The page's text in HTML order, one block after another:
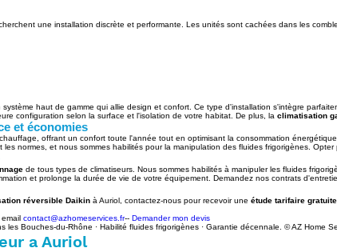
une installation discrète et performante. Les unités sont cachées dans les
système haut de gamme qui allie design et confort. Ce type d'installation s'intègre
configuration selon la surface et l'isolation de votre habitat. De plus, la climatisation
et économies
offrant un confort toute l'année tout en optimisant la consommation
normes, et nous sommes habilités pour la manipulation des fluides frigorigènes. Opter
de tous types de climatiseurs. Nous sommes habilités à manipuler les fluides
et prolonge la durée de vie de votre équipement. Demandez nos contrats
réversible Daikin à Auriol, contactez-nous pour recevoir une étude tarifaire gratuite
contact@azhomeservices.fr-- Demander mon devis
Bouches‑du‑Rhône · Habilité fluides frigorigènes · Garantie décennale. © AZ Home
a Auriol